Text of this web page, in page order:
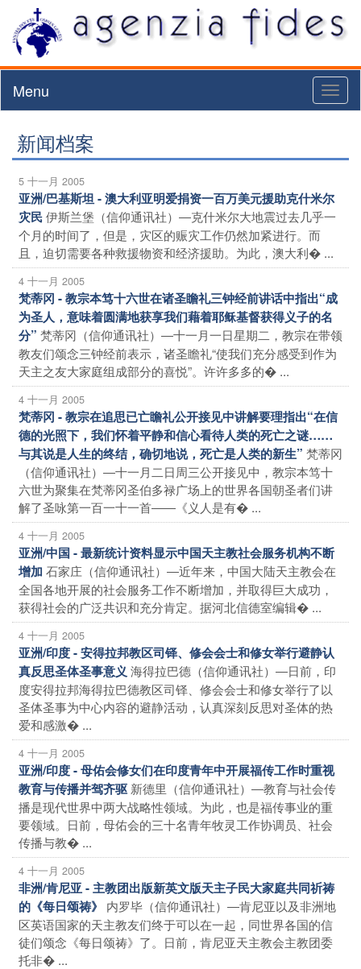
Menu
新闻档案
5 十一月 2005
亚洲/巴基斯坦 - 澳大利亚明爱捐资一百万美元援助克什米尔
灾民伊斯兰堡（信仰通讯社）―克什米尔大地震过去几乎一
个月的时间了，但是，灾区的赈灾工作仍然加紧进行。而
且，迫切需要各种救援物资和经济援助。为此，澳大利� ...
4 十一月 2005
梵蒂冈 - 教宗本笃十六世在诸圣瞻礼三钟经前讲话中指出“成
为圣人，意味着圆满地获享我们藉着耶稣基督获得义子的名
分” 梵蒂冈（信仰通讯社）―十一月一日星期二，教宗在带领
教友们颂念三钟经前表示，诸圣瞻礼“使我们充分感受到作为
天主之友大家庭组成部分的喜悦”。许许多多的� ...
4 十一月 2005
梵蒂冈 - 教宗在追思已亡瞻礼公开接见中讲解要理指出“在信
德的光照下，我们怀着平静和信心看待人类的死亡之谜……
与其说是人生的终结，确切地说，死亡是人类的新生” 梵蒂冈
（信仰通讯社）―十一月二日周三公开接见中，教宗本笃十
六世为聚集在梵蒂冈圣伯多禄广场上的世界各国朝圣者们讲
解了圣咏第一百一十一首――《义人是有� ...
4 十一月 2005
亚洲/中国 - 最新统计资料显示中国天主教社会服务机构不断
增加 石家庄（信仰通讯社）―近年来，中国大陆天主教会在
全国各地开展的社会服务工作不断增加，并取得巨大成功，
获得社会的广泛共识和充分肯定。据河北信德室编辑� ...
4 十一月 2005
亚洲/印度 - 安得拉邦教区司铎、修会会士和修女举行避静认
真反思圣体圣事意义 海得拉巴德（信仰通讯社）―日前，印
度安得拉邦海得拉巴德教区司铎、修会会士和修女举行了以
圣体圣事为中心内容的避静活动，认真深刻反思对圣体的热
爱和感激� ...
4 十一月 2005
亚洲/印度 - 母佑会修女们在印度青年中开展福传工作时重视
教育与传播并驾齐驱 新德里（信仰通讯社）―教育与社会传
播是现代世界中两大战略性领域。为此，也是福传事业的重
要领域。日前，母佑会的三十名青年牧灵工作协调员、社会
传播与教� ...
4 十一月 2005
非洲/肯尼亚 - 主教团出版新英文版天主子民大家庭共同祈祷
的《每日颂祷》 内罗毕（信仰通讯社）―肯尼亚以及非洲地
区英语国家的天主教友们终于可以在一起，同世界各国的信
徒们颂念《每日颂祷》了。日前，肯尼亚天主教会主教团委
托非� ...